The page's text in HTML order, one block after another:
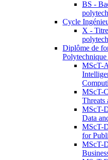
BS -
Cycle
X -
Diplôme de
MScT-
MScT-
Threats
MScT-
Data
MScT-
for
MScT-